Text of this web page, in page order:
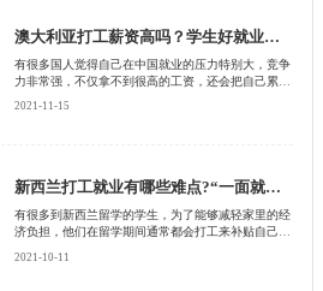
澳大利亚打工薪资高吗？学生好就业吗？
有很多国人觉得自己在中国就业的压力特别大，竞争
力非常强，不仅拿不到很高的工资，还会把自己累个
2021-11-15
新西兰打工就业有哪些难点?“一面就死”是什么?
有很多到新西兰留学的学生，为了能够减轻家里的经
济负担，他们在留学期间通常都会打工来补贴自己的
要留在那里工作
2021-10-11